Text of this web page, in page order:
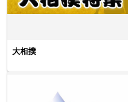
大相撲